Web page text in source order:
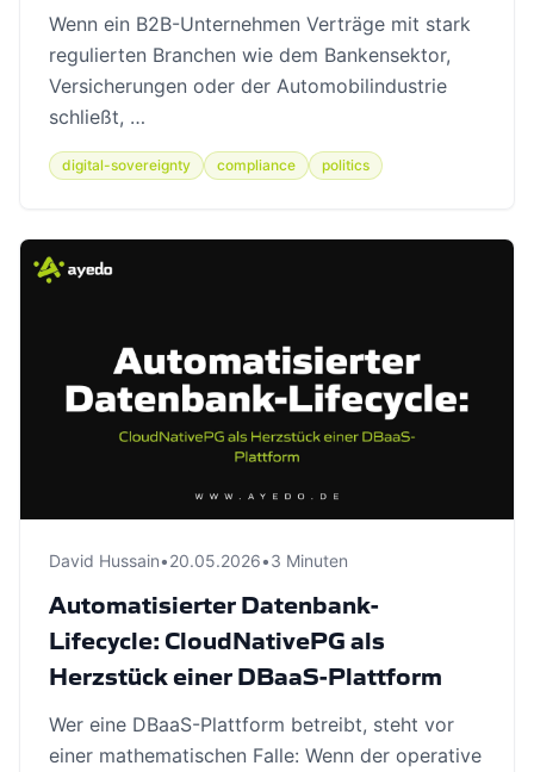
Wenn ein B2B-Unternehmen Verträge mit stark
regulierten Branchen wie dem Bankensektor,
Versicherungen oder der Automobilindustrie
schließt, …
digital-sovereignty compliance politics
David Hussain•20.05.2026•3 Minuten
Automatisierter Datenbank-
Lifecycle: CloudNativePG als
Herzstück einer DBaaS-Plattform
Wer eine DBaaS-Plattform betreibt, steht vor
einer mathematischen Falle: Wenn der operative